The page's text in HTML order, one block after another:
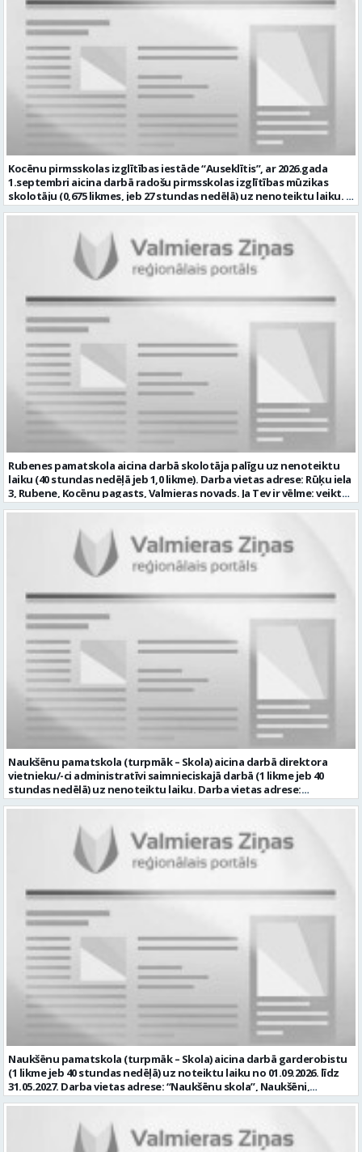
Kocēnu pirmsskolas izglītības iestāde “Auseklītis”, ar 2026.gada
1.septembri aicina darbā radošu pirmsskolas izglītības mūzikas
skolotāju (0,675 likmes, jeb 27 stundas nedēļā) uz nenoteiktu laiku.
Darba vieta: Kalna iela 2, Kocēni, Kocēnu pagasts, Valmieras novads
vecumam atbilstošu mācību procesu; veikt izglītojamo attīstības
dinamikas izpēti; sadarbībā ar Iestādes skolotājiem, organizēt
svētkus, tematiskus pasākumus, jautrus brīžus un citas aktivitātes;
plānot savu darbību, sagatavot amata veikšanai nepieciešamo
dokumentāciju, tostarp e-vidē; iesaistīties Iestādes attīstības
plānošanā un īstenošanā atbilstoši kompetencei; un Jums ir:
izglītība atbilstoši Ministru kabineta noteikumiem Nr. 569
“Noteikumi par pedagogiem nepieciešamo izglītību un profesionālo
kvalifikāciju un pedagogu profesionālās kompetences pilnveides
kārtību”; pieredze darbā ar bērniem; valsts valodas prasmes
atbilstoši Valsts valodas likuma prasībām; obligāta ārsta izziņa
(veidlapa Nr.027/u) ar atļauju strādāt pedagoģisko darbu; atbilstība
Izglītības likuma un Bērnu tiesību aizsardzības likuma noteiktajām
prasībām; kompetences: prasme patstāvīgi un mērķtiecīgi
organizēt savu darbu; psiholoģiskā noturība un augsta saskarsmes
atbilstoši Ministru kabineta noteikumiem Nr. 445 “Pedagogu darba
samaksas noteikumi” 1057,05 EUR pirms nodokļu nomaksas; darba
devēja līdzfinansētu veselības apdrošināšanu pēc pārbaudes laika
beigām; atsaucīgu kolektīvu. Curriculum Vitae (CV) un pieteikumu
lūdzam sūtīt uz e-pastu: auseklitis@valmiera.edu.lv ar norādi
“Pirmsskolas izglītības mūzikas skolotājs” līdz 2026.gada
27.augustam. Tālrunis uzziņām: 26856124 Profesija: PIRMSSKOLAS
IZGLĪTĪBAS MŪZIKAS SKOLOTĀJS Darba vietas adrese: LATVIJA, Kalna
iela 2, Kocēni, Kocēnu pag., Valmieras nov. Slodze: Nepilna slodze
Darbības joma: Izglītība / Zinātne Pieteikto vietu skaits: 1 Aktuāla
līdz: 2026-08-27 Kontaktpersona: auseklitis@valmiera.edu.lv 26856124
Rubenes pamatskola aicina darbā skolotāja palīgu uz nenoteiktu
laiku (40 stundas nedēļā jeb 1,0 likme). Darba vietas adrese: Rūķu iela
3, Rubene, Kocēnu pagasts, Valmieras novads. Ja Tev ir vēlme: veikt
bērnu aprūpi ikdienā; sadarboties ar grupas skolotājām, sniegt
uzvedības un higiēnas iemaņas; rūpēties par bērnu dienas režīma
ievērošanu; nodrošināt telpu, inventāra tīrību un kārtību; un ja Tev
ir: vismaz vispārējā vidējā izglītība (vēlams praktiskā pieredze darbā
ar bērniem); valsts valodas prasmes atbilstoši Valsts valodas likuma
prasībām; kompetences: prasme plānot, organizēt un kvalitatīvi
veikt savu darbu, disciplinētība; pozitīva, radoša un atbildīga
attieksme pret darbu; psiholoģiskā noturība un augsta saskarsmes
kultūra; pozitīva un atbildīga attieksme pret darbu; mēs
piedāvājam: pamatalgu pārbaudes laikā 780,00 EUR pirms nodokļu
nomaksas, pēc pārbaudes laika 850 EUR pirms nodokļu nomaksas;
iespēju saņemt atvaļinājuma pabalstu par labu darba sniegumu;
darba devēja līdzfinansētu veselības apdrošināšanu pēc pārbaudes
laika beigām, kā arī citas sociālās garantijas atbilstoši darba
rezultātiem un normatīvajos aktos noteiktajam; drošu, estētisku
un sakārtotu darba vidi. Pieteikuma vēstuli, profesionālās darbības
aprakstu (CV), lūdzam iesniegt elektroniski, nosūtot uz e-pastu:
vakance” līdz 2026. gada 16.augustam plkst. 12.00. Tālrunis papildu
informācijai: 29487602 Profesija: SKOLOTĀJA PALĪGS Darba vietas
adrese: LATVIJA, Rūķu iela 3, Rubene, Kocēnu pag., Valmieras nov.
Darbības joma: Izglītība / Zinātne Pieteikto vietu skaits: 1 Aktuāla
līdz: 2026-08-16 Kontaktpersona:
rubenes.pamatskola@valmiera.edu.lv 29487602 Izglītības līmenis:
Vispārējā vidējā izglītība
Naukšēnu pamatskola (turpmāk – Skola) aicina darbā direktora
vietnieku/-ci administratīvi saimnieciskajā darbā (1 likme jeb 40
stundas nedēļā) uz nenoteiktu laiku. Darba vietas adrese:
“Naukšēnu skola”, Naukšēni, Naukšēnu pagasts, Valmieras novads.
kontrolēt tehnisko darbinieku darbu, nodrošinot saimniecisko
darbu izpildi; • piedalīties Skolas budžeta plānošanā, izpildes
kontrolē un iepirkuma procedūras izstrādē un organizēšanā,
nodrošināt Skolas racionālu resursu izmantošanu; • iegādāties
nepieciešamo inventāru, instrumentus un citas materiālās vērtības,
nepieciešamības gadījumos sastādīt tehnisko specifikāciju un veikt
tirgus izpēti; • sekot darba aizsardzības un ugunsdrošības
noteikumu ievērošanai Skolā; • nodrošināt Skolas inženiertīklu
(elektrotīkla, signalizācijas, ūdensvada un kanalizācijas, apkures
sistēmas) savlaicīgu tehnisko apkopi un profilaktisko apkalpošanu,
uzturēšanu kārtībā un piedalīties šajā darbā; • piedalīties Skolas
attīstības plānošanā; • iesaistīties Skolas attīstības mērķu un
uzdevumu īstenošanā, kā arī Skolas īstenotajos projektos; • veikt
Skolas materiālo vērtību uzskaiti, kontroli, piedalīties
inventarizācijas komisijas darbā; un Tev ir: • vēlama augstākā
izglītība; • vēlama izglītības iestādes saimniecisko darbu
valsts valodas prasmes atbilstoši Valsts valodas likuma prasībām; • B
kategorijas vadītāja apliecība; • kompetences: prasme plānot un
organizēt un kvalitatīvi veikt savu darbu; atbildības sajūta,
disciplinētība, precizitāte; komunikācijas un sadarbības prasmes;
psiholoģiskā noturība; prasme strādāt individuāli un komandā; •
labas prasmes darbam ar datoru un citu biroja tehniku; mēs
piedāvājam: • pamatalgu pārbaudes laikā 1052 EUR pirms nodokļu
Naukšēnu pamatskola (turpmāk – Skola) aicina darbā garderobistu
(1 likme jeb 40 stundas nedēļā) uz noteiktu laiku no 01.09.2026. līdz
31.05.2027. Darba vietas adrese: “Naukšēnu skola”, Naukšēni,
Naukšēnu pagasts, Valmieras novads. Ja Tev ir vēlme: • izglītojamo
mobilo tālruņu pieņemšana drošā uzglabāšanā pirms mācību
stundām un to izsniegšana pēc stundu beigām) pieņemšana,